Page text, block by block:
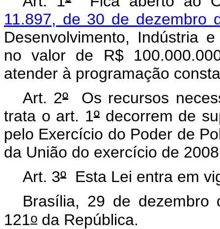
11.897, de 30 de dezembro
Desenvolvimento, Indústria
no valor de R$
atender à programação
Art. 2ºOs recursos
trata o art. 1ºdecorrem de
pelo Exercício do Poder de
da União do exercício de
Art. 3ºEsta Lei entra em
Brasília, 29 de dezembro
121o da República.